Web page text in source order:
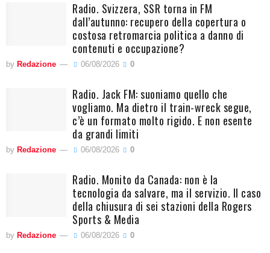
Radio. Svizzera, SSR torna in FM
dall’autunno: recupero della copertura o
costosa retromarcia politica a danno di
contenuti e occupazione?
by Redazione 06/08/2026 0
Radio. Jack FM: suoniamo quello che
vogliamo. Ma dietro il train-wreck segue,
c’è un formato molto rigido. E non esente
da grandi limiti
by Redazione 06/08/2026 0
Radio. Monito da Canada: non è la
tecnologia da salvare, ma il servizio. Il caso
della chiusura di sei stazioni della Rogers
Sports & Media
by Redazione 06/08/2026 0